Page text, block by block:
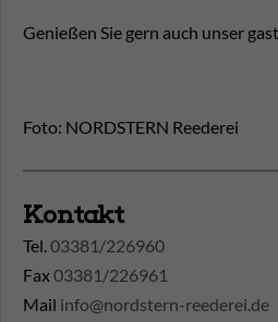
Genießen Sie gern auch unser
Foto: NORDSTERN Reederei
Kontakt
Tel.03381/226960
Fax03381/226961
Mail info@nordstern-reederei.de